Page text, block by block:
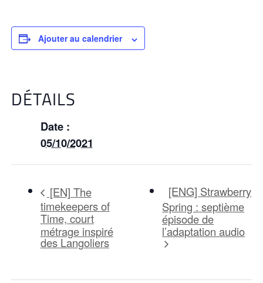
Ajouter au calendrier
DÉTAILS
Date :
05/10/2021
[EN] The
timekeepers of
Time, court
métrage inspiré
des Langoliers
[ENG] Strawberry
Spring : septième
épisode de
l’adaptation audio